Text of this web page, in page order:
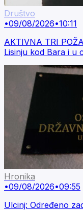
Društvo
•09/08/2026•10:11
AKTIVNA TRI
Lisinju kod Bara i u
Hronika
•09/08/2026•09:55
Ulcinj: Određeno